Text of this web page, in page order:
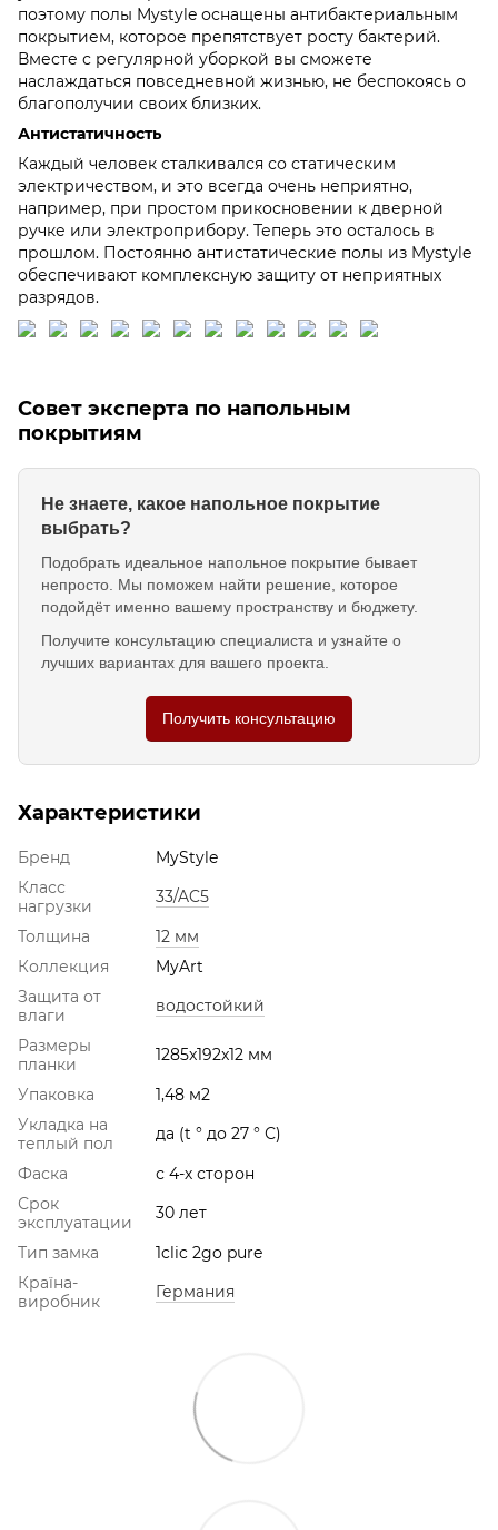
поэтому полы Mystyle оснащены антибактериальным
покрытием, которое препятствует росту бактерий.
Вместе с регулярной уборкой вы сможете
наслаждаться повседневной жизнью, не беспокоясь о
благополучии своих близких.
Антистатичность
Каждый человек сталкивался со статическим
электричеством, и это всегда очень неприятно,
например, при простом прикосновении к дверной
ручке или электроприбору. Теперь это осталось в
прошлом. Постоянно антистатические полы из Mystyle
обеспечивают комплексную защиту от неприятных
разрядов.
Совет эксперта по напольным
покрытиям
Не знаете, какое напольное покрытие
выбрать?
Подобрать идеальное напольное покрытие бывает
непросто. Мы поможем найти решение, которое
подойдёт именно вашему пространству и бюджету.
Получите консультацию специалиста и узнайте о
лучших вариантах для вашего проекта.
Получить консультацию
Характеристики
Бренд
MyStyle
Класс
нагрузки
33/AC5
Толщина
12 мм
Коллекция
MyArt
Защита от
влаги
водостойкий
Размеры
планки
1285x192x12 мм
Упаковка
1,48 м2
Укладка на
теплый пол
да (t ° до 27 ° С)
Фаска
с 4-х сторон
Срок
эксплуатации
30 лет
Тип замка
1clic 2go pure
Країна-
виробник
Германия